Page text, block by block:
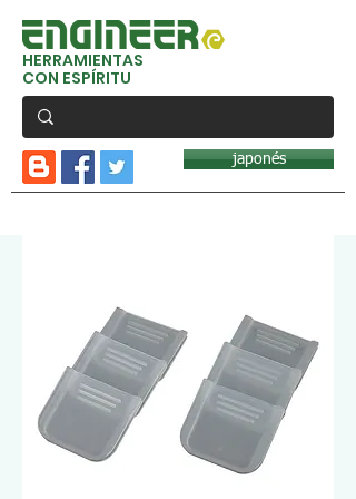
HERRAMIENTAS
CON ESPÍRITU
japonés